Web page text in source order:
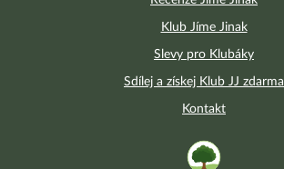
Klub Jíme Jinak
Slevy pro Klubáky
Sdílej a získej Klub JJ zdarma
Kontakt